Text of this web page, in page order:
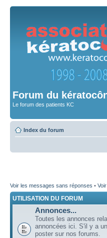
Forum du
Le forum des patients KC
Index du forum
Voir les messages sans réponses •
UTILISATION DU FORUM
Annonces...
Toutes les annonces
annoncées ici. S'il y a
poster sur nos forums.